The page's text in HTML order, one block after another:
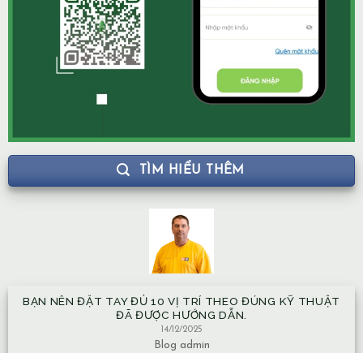
TÌM HIỂU THÊM
BẠN NÊN ĐẶT TAY ĐỦ 10 VỊ TRÍ THEO ĐÚNG KỸ THUẬT
ĐÃ ĐƯỢC HƯỚNG DẪN.
14/12/2025
Blog admin